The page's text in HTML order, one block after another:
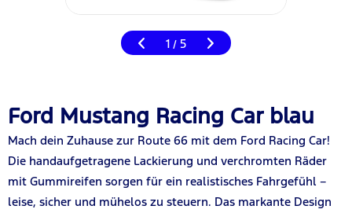
1 / 5
Ford Mustang Racing Car blau
Mach dein Zuhause zur Route 66 mit dem Ford Racing Car!
Die handaufgetragene Lackierung und verchromten Räder
mit Gummireifen sorgen für ein realistisches Fahrgefühl –
leise, sicher und mühelos zu steuern. Das markante Design